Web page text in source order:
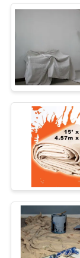
เต็น
กอง